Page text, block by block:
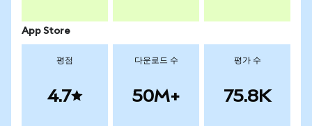
App Store
평점
4.7
다운로드 수
50M+
평가 수
75.8K